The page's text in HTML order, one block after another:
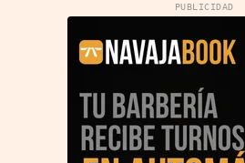
PUBLICIDAD